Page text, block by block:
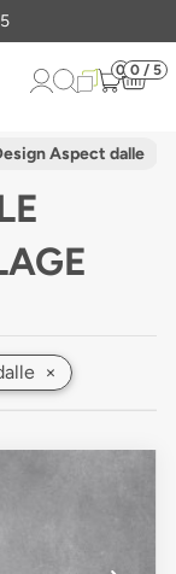
0 0 / 5
Aspect dalle
×